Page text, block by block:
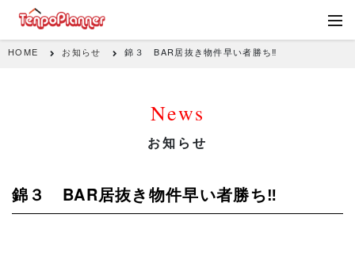
HOME お知らせ 錦３ BAR居抜き物件早い者勝ち‼
News
お知らせ
錦３ BAR居抜き物件早い者勝ち‼